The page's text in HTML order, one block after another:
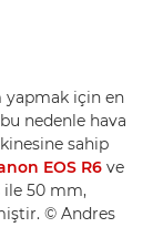
yapmak için en
nedenle hava
sahip
EOS R6 ve
ile 50 mm,
© Andres